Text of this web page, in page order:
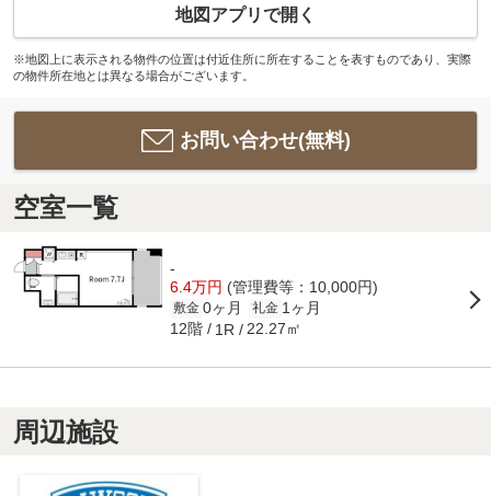
地図アプリで開く
※地図上に表示される物件の位置は付近住所に所在することを表すものであり、実際
の物件所在地とは異なる場合がございます。
お問い合わせ(無料)
空室一覧
-
6.4万円 (管理費等：10,000円)
敷金 0ヶ月 礼金 1ヶ月
12階 1R 22.27㎡
周辺施設